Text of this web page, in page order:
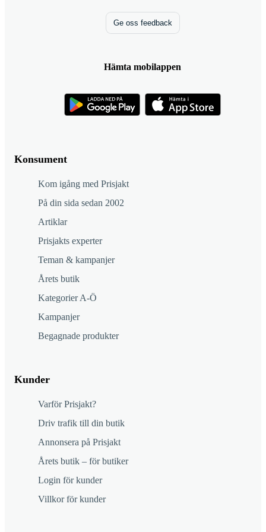
Konsument
Kom igång med Prisjakt
På din sida sedan 2002
Artiklar
Prisjakts experter
Teman & kampanjer
Årets butik
Kategorier A-Ö
Kampanjer
Begagnade produkter
Kunder
Varför Prisjakt?
Driv trafik till din butik
Annonsera på Prisjakt
Årets butik – för butiker
Login för kunder
Villkor för kunder
Ge oss feedback
Hämta mobilappen